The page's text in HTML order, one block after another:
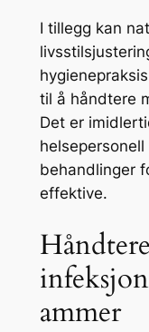
I tillegg kan
til å håndtere
Det er
behandlinger
effektive.
ammer